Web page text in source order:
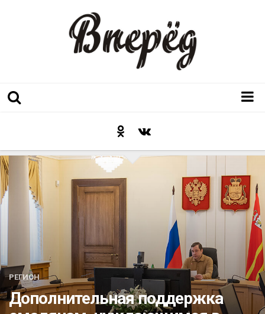
Послесловие к празднику
Факт
Неожиданный ракурс
Контакты
Люди родного края
Акция
К 70-летию районного Дома культуры
РЕГИОН
Дополнительная поддержка